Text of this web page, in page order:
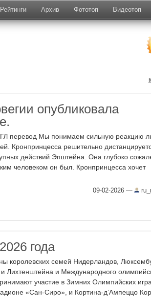
Рейтинги Архив Фототоп Видеотоп
опубликовала
перевод Мы понимаем сильную реакцию
Кронпринцесса решительно
действий Эпштейна. Она глубоко
человеком он был. Кронпринцесса хочет
09-02-2026 —
года
королевских семей Нидерландов,
Лихтенштейна и Международного
участие в Зимних Олимпийских
«Сан-Сиро», и Кортина-д’Ампеццо